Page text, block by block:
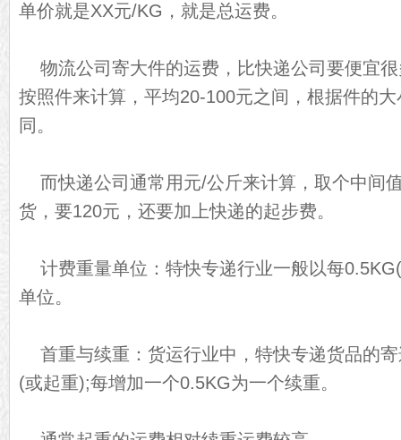
单价就是XX元/KG，就是总运费。
物流公司寄大件的运费，比快递公司要便宜
按照件来计算，平均20-100元之间，根据件的
同。
而快递公司通常用元/公斤来计算，取个中间
货，要120元，还要加上快递的起步费。
计费重量单位：特快专递行业一般以每
单位。
首重与续重：货运行业中，特快专递货品的
(或起重);每增加一个0.5KG为一个续重。